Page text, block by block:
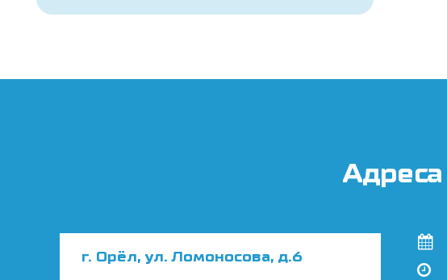
г. Орёл, ул. Ломоносова, д.6